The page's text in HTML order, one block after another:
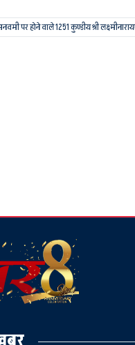
पर होने वाले 1251 कुण्डीय श्री